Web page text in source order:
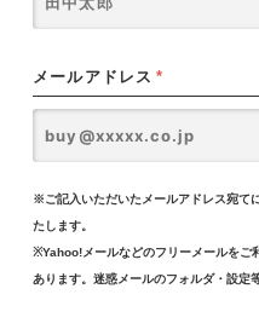
メールアドレス *
※ご記入いただいたメールアドレス宛て
たします。
※Yahoo!メールなどのフリーメールをご
あります。迷惑メールのフォルダ・設定